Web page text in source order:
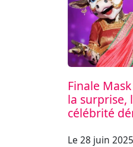
Finale
la surprise,
célébrité
Le 28 juin